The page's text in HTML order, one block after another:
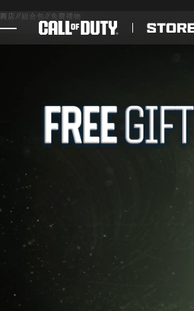
SKIP TO MAIN CONTENT
電競
商店//組合包 //免費禮物